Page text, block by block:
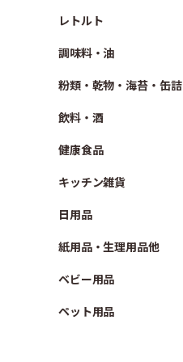
レトルト
調味料・油
粉類・乾物・海苔・缶詰
飲料・酒
健康食品
キッチン雑貨
日用品
紙用品・生理用品他
ベビー用品
ペット用品